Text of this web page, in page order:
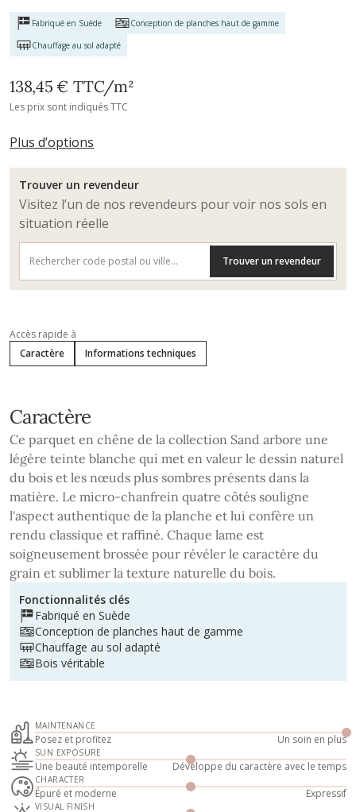
Fabriqué en Suède
Conception de planches haut de gamme
Chauffage au sol adapté
138,45 € TTC/m²
Les prix sont indiqués TTC
Plus d’options
Trouver un revendeur
Visitez l’un de nos revendeurs pour voir nos sols en
situation réelle
Trouver un revendeur
Accès rapide à
Caractère
Informations techniques
Caractère
Ce parquet en chêne de la collection Sand arbore une
légère teinte blanche qui met en valeur le dessin naturel
du bois et les nœuds plus sombres présents dans la
matière. Le micro-chanfrein quatre côtés souligne
l'aspect authentique de la planche et lui confère un
rendu classique et raffiné. Chaque lame est
soigneusement brossée pour révéler le caractère du
grain et sublimer la texture naturelle du bois.
Fonctionnalités clés
Fabriqué en Suède
Conception de planches haut de gamme
Chauffage au sol adapté
Bois véritable
MAINTENANCE
Posez et profitez Un soin en plus
SUN EXPOSURE
Une beauté intemporelle Développe du caractère avec le temps
CHARACTER
Épuré et moderne Expressif
VISUAL FINISH